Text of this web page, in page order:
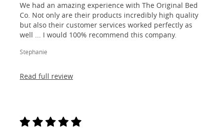
We had an amazing experience with The Original Bed
Co. Not only are their products incredibly high quality
but also their customer services worked perfectly as
well ... I would 100% recommend this company.
Stephanie
Read full review